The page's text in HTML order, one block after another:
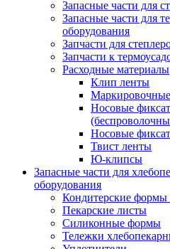
Запасные части для
Запасные части для
оборудования
Запчасти для
Запчасти к
Расходные материалы
Клип ленты
Носовые
Носовые
Твист ленты
Ю-клипсы
Запасные части для
оборудования
Кондитерские
Пекарские листы
Силиконные формы
Тележки